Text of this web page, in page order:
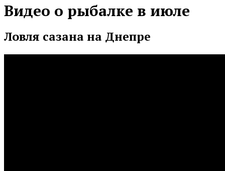
Видео о рыбалке в июле
Ловля сазана на Днепре